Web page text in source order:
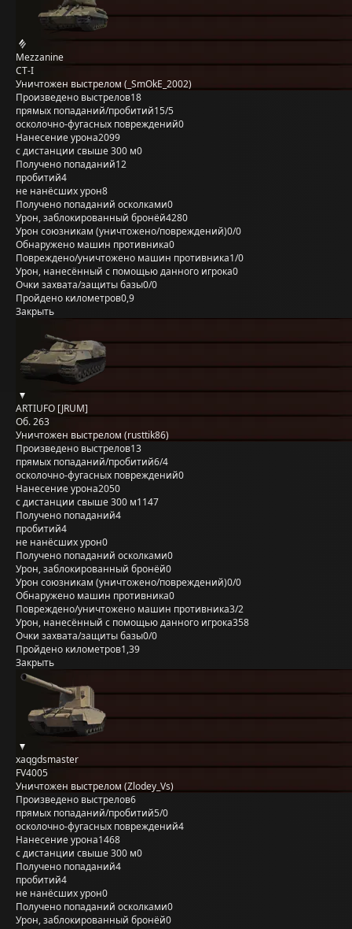
Mezzanine
СТ-I
Уничтожен выстрелом (_SmOkE_2002)
Произведено выстрелов18
прямых попаданий/пробитий15/5
осколочно-фугасных повреждений0
Нанесение урона2099
с дистанции свыше 300 м0
Получено попаданий12
пробитий4
не нанёсших урон8
Получено попаданий осколками0
Урон, заблокированный бронёй4280
Урон союзникам (уничтожено/повреждений)0/0
Обнаружено машин противника0
Повреждено/уничтожено машин противника1/0
Урон, нанесённый с помощью данного игрока0
Очки захвата/защиты базы0/0
Пройдено километров0,9
Закрыть
ARTIUFO [JRUM]
Об. 263
Уничтожен выстрелом (rusttik86)
Произведено выстрелов13
прямых попаданий/пробитий6/4
осколочно-фугасных повреждений0
Нанесение урона2050
с дистанции свыше 300 м1147
Получено попаданий4
пробитий4
не нанёсших урон0
Получено попаданий осколками0
Урон, заблокированный бронёй0
Урон союзникам (уничтожено/повреждений)0/0
Обнаружено машин противника0
Повреждено/уничтожено машин противника3/2
Урон, нанесённый с помощью данного игрока358
Очки захвата/защиты базы0/0
Пройдено километров1,39
Закрыть
xaqgdsmaster
FV4005
Уничтожен выстрелом (Zlodey_Vs)
Произведено выстрелов6
прямых попаданий/пробитий5/0
осколочно-фугасных повреждений4
Нанесение урона1468
с дистанции свыше 300 м0
Получено попаданий4
пробитий4
не нанёсших урон0
Получено попаданий осколками0
Урон, заблокированный бронёй0